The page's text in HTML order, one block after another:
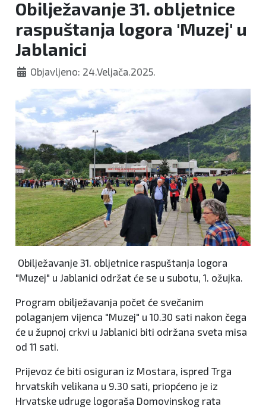
Obilježavanje 31. obljetnice
raspuštanja logora 'Muzej' u
Jablanici
Objavljeno: 24.Veljača.2025.
Obilježavanje 31. obljetnice raspuštanja logora
"Muzej" u Jablanici održat će se u subotu, 1. ožujka.
Program obilježavanja počet će svečanim
polaganjem vijenca "Muzej" u 10.30 sati nakon čega
će u župnoj crkvi u Jablanici biti održana sveta misa
od 11 sati.
Prijevoz će biti osiguran iz Mostara, ispred Trga
hrvatskih velikana u 9.30 sati, priopćeno je iz
Hrvatske udruge logoraša Domovinskog rata